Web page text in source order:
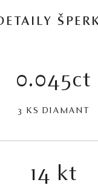
0.045ct
3 KS DIAMANT
14 kt